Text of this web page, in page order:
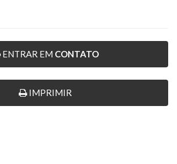
ENTRAR EM CONTATO
IMPRIMIR